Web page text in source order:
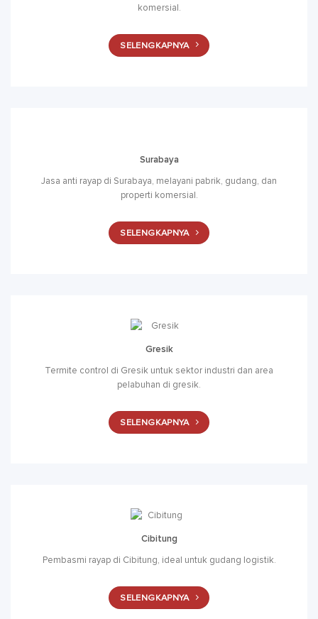
komersial.
SELENGKAPNYA
Surabaya
Jasa anti rayap di Surabaya, melayani pabrik, gudang, dan
properti komersial.
SELENGKAPNYA
Gresik
Termite control di Gresik untuk sektor industri dan area
pelabuhan di gresik.
SELENGKAPNYA
Cibitung
Pembasmi rayap di Cibitung, ideal untuk gudang logistik.
SELENGKAPNYA